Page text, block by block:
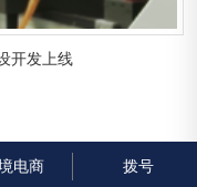
开发上线
电商 拨号